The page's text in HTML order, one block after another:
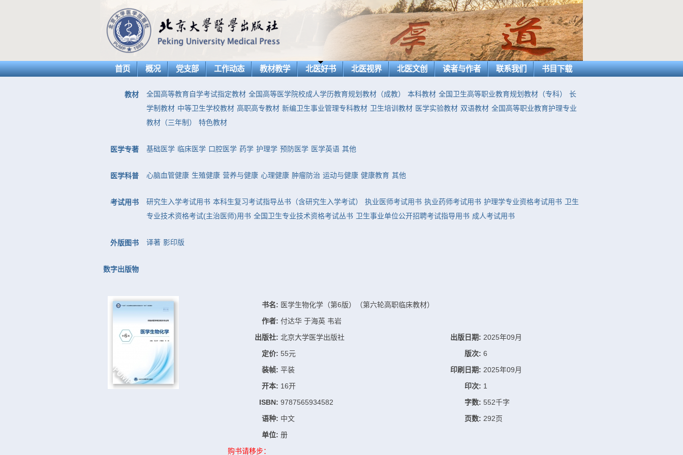
首页 概况 党支部 工作动态 教材教学 北医好书 北医视界 北医文创 读者与作者 联系我们 书目下载
教材 全国高等教育自学考试指定教材 全国高等医学院校成人学历教育规划教材（成教） 本科教材 全国卫生高等职业教育规划教材（专科）
长
学制教材 中等卫生学校教材 高职高专教材 新编卫生事业管理专科教材 卫生培训教材 医学实验教材 双语教材 全国高等职业教育护理专业
教材（三年制）
特色教材
医学专著 基础医学 临床医学 口腔医学 药学 护理学 预防医学 医学英语 其他
医学科普 心脑血管健康 生殖健康 营养与健康 心理健康 肿瘤防治 运动与健康 健康教育 其他
考试用书 研究生入学考试用书 本科生复习考试指导丛书（含研究生入学考试） 执业医师考试用书 执业药师考试用书 护理学专业资格考试用书 卫生
专业技术资格考试(主治医师)用书 全国卫生专业技术资格考试丛书 卫生事业单位公开招聘考试指导用书 成人考试用书
外版图书 译著 影印版
数字出版物
书名: 医学生物化学（第6版）（第六轮高职临床教材）
作者: 付达华 于海英 韦岩
出版社: 北京大学医学出版社 出版日期: 2025年09月
定价: 55元 版次: 6
装帧: 平装 印刷日期: 2025年09月
开本: 16开 印次: 1
ISBN: 9787565934582 字数: 552千字
语种: 中文 页数: 292页
单位: 册
购书请移步：